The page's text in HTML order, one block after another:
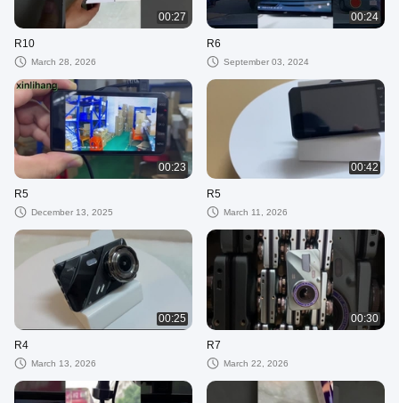
00:27
R10
March 28, 2026
00:24
R6
September 03, 2024
00:23
R5
December 13, 2025
00:42
R5
March 11, 2026
00:25
R4
March 13, 2026
00:30
R7
March 22, 2026